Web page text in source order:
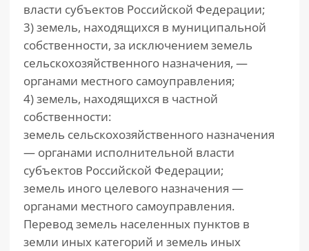
власти субъектов Российской Федерации;
3) земель, находящихся в муниципальной
собственности, за исключением земель
сельскохозяйственного назначения, —
органами местного самоуправления;
4) земель, находящихся в частной
собственности:
земель сельскохозяйственного назначения
— органами исполнительной власти
субъектов Российской Федерации;
земель иного целевого назначения —
органами местного самоуправления.
Перевод земель населенных пунктов в
земли иных категорий и земель иных